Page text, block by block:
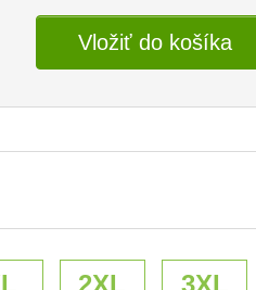
Vložiť do košíka
2XL 3XL